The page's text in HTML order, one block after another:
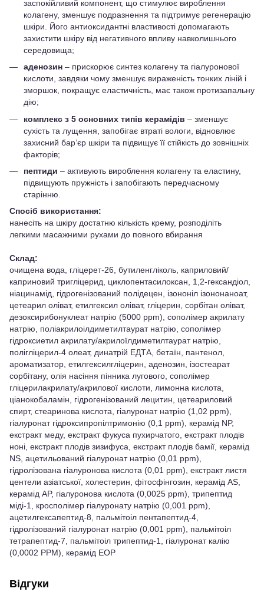
заспокійливий компонент, що стимулює вироблення
колагену, зменшує подразнення та підтримує регенерацію
шкіри. Його антиоксидантні властивості допомагають
захистити шкіру від негативного впливу навколишнього
середовища;
аденозин – прискорює синтез колагену та гіалуронової
кислоти, завдяки чому зменшує вираженість тонких ліній і
зморшок, покращує еластичність, має також протизапальну
дію;
комплекс з 5 основних типів керамідів – зменшує
сухість та лущення, запобігає втраті вологи, відновлює
захисний бар’єр шкіри та підвищує її стійкість до зовнішніх
факторів;
пептиди – активують вироблення колагену та еластину,
підвищують пружність і запобігають передчасному
старінню.
Спосіб використання:
нанесіть на шкіру достатню кількість крему, розподіліть
легкими масажними рухами до повного вбирання
Склад:
очищена вода, гліцерет-26, бутиленгліколь, каприловий/
каприновий тригліцерид, циклопентасилоксан, 1,2-гександіол,
ніацинамід, гідрогенізований полідецен, ізононіл ізононаноат,
цетеарил оліват, етилгексил оліват, гліцерин, сорбітан оліват,
дезоксирибонуклеат натрію (5000 ppm), сополімер акрилату
натрію, поліакрилоілдиметилтаурат натрію, сополімер
гідроксиетил акрилату/акрилоїлдиметилтаурат натрію,
полігліцерил-4 олеат, динатрій ЕДТА, бетаїн, пантенол,
ароматизатор, етилгексилгліцерин, аденозин, ізостеарат
сорбітану, олія насіння пінника лугового, сополімер
гліцерилакрилату/акрилової кислоти, лимонна кислота,
ціанокобаламін, гідрогенізований лецитин, цетеариловий
спирт, стеаринова кислота, гіалуронат натрію (1,02 ppm),
гіалуронат гідроксипропілтримонію (0,1 ppm), керамід NP,
екстракт меду, екстракт фукуса пухирчатого, екстракт плодів
ноні, екстракт плодів зизифуса, екстракт плодів бамії, керамід
NS, ацетильований гіалуронат натрію (0,01 ppm),
гідролізована гіалуронова кислота (0,01 ppm), екстракт листя
центели азіатської, холестерин, фітосфінгозин, керамід AS,
керамід AP, гіалуронова кислота (0,0025 ppm), трипептид
міді-1, кросполімер гіалуронату натрію (0,001 ppm),
ацетилгексапептид-8, пальмітоіл пентапептид-4,
гідролізований гіалуронат натрію (0,001 ppm), пальмітоіл
тетрапептид-7, пальмітоіл трипептид-1, гіалуронат калію
(0,0002 PPM), керамід EOP
Відгуки